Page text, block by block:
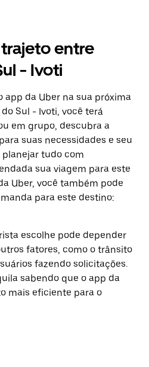
entre
- Ivoti
app da Uber na sua próxima
Sul - Ivoti, você terá
em grupo, descubra a
suas necessidades e seu
planejar tudo com
sua viagem para este
Uber, você também pode
para este destino:
escolhe pode depender
fatores, como o trânsito
fazendo solicitações.
sabendo que o app da
mais eficiente para o